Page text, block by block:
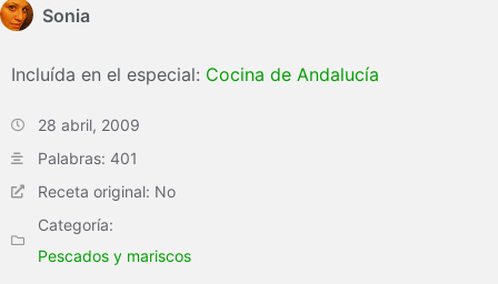
Sonia
Incluída en el especial: Cocina de Andalucía
28 abril, 2009
Palabras: 401
Receta original: No
Categoría:
Pescados y mariscos